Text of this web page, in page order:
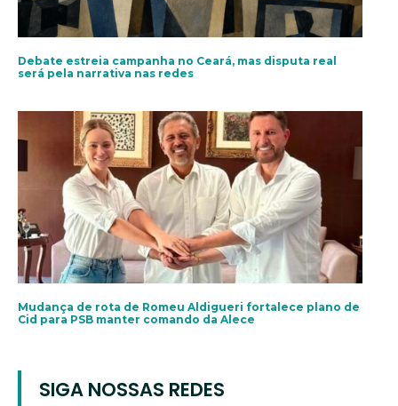
Debate estreia campanha no Ceará, mas disputa real
será pela narrativa nas redes
Mudança de rota de Romeu Aldigueri fortalece plano de
Cid para PSB manter comando da Alece
SIGA NOSSAS REDES